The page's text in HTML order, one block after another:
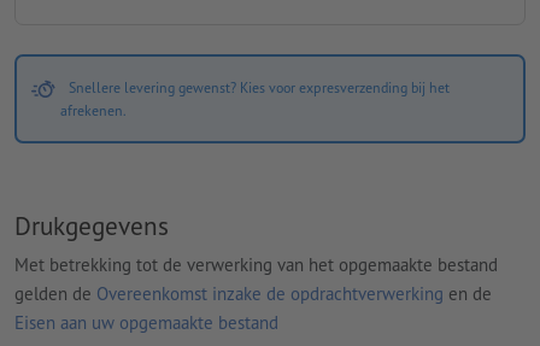
Snellere levering gewenst? Kies voor expresverzending bij het
afrekenen.
Drukgegevens
Met betrekking tot de verwerking van het opgemaakte bestand
gelden de Overeenkomst inzake de opdrachtverwerking en de
Eisen aan uw opgemaakte bestand